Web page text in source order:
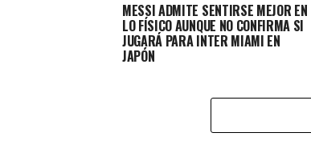
MESSI ADMITE SENTIRSE MEJOR EN
LO FÍSICO AUNQUE NO CONFIRMA SI
JUGARÁ PARA INTER MIAMI EN
JAPÓN